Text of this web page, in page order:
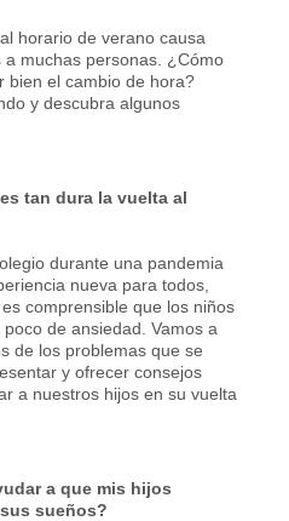
horario de verano causa
a muchas personas. ¿Cómo
bien el cambio de hora?
y descubra algunos
tan dura la vuelta al
durante una pandemia
nueva para todos,
comprensible que los niños
de ansiedad. Vamos a
de los problemas que se
y ofrecer consejos
a nuestros hijos en su vuelta
a que mis hijos
sueños?